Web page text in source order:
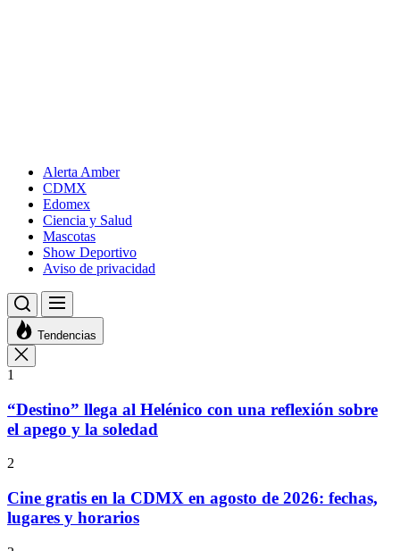
Alerta Amber
CDMX
Edomex
Ciencia y Salud
Mascotas
Show Deportivo
Aviso de privacidad
Tendencias
1
“Destino” llega al Helénico con una reflexión sobre
el apego y la soledad
2
Cine gratis en la CDMX en agosto de 2026: fechas,
lugares y horarios